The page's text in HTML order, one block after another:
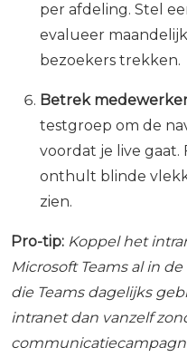
per afdeling. Stel
evalueer
bezoekers trekken.
Betrek
testgroep om de
voordat je live
onthult blinde
zien.
Pro-tip: Koppel het
Microsoft Teams al in
die Teams dagelijks
intranet dan vanzelf